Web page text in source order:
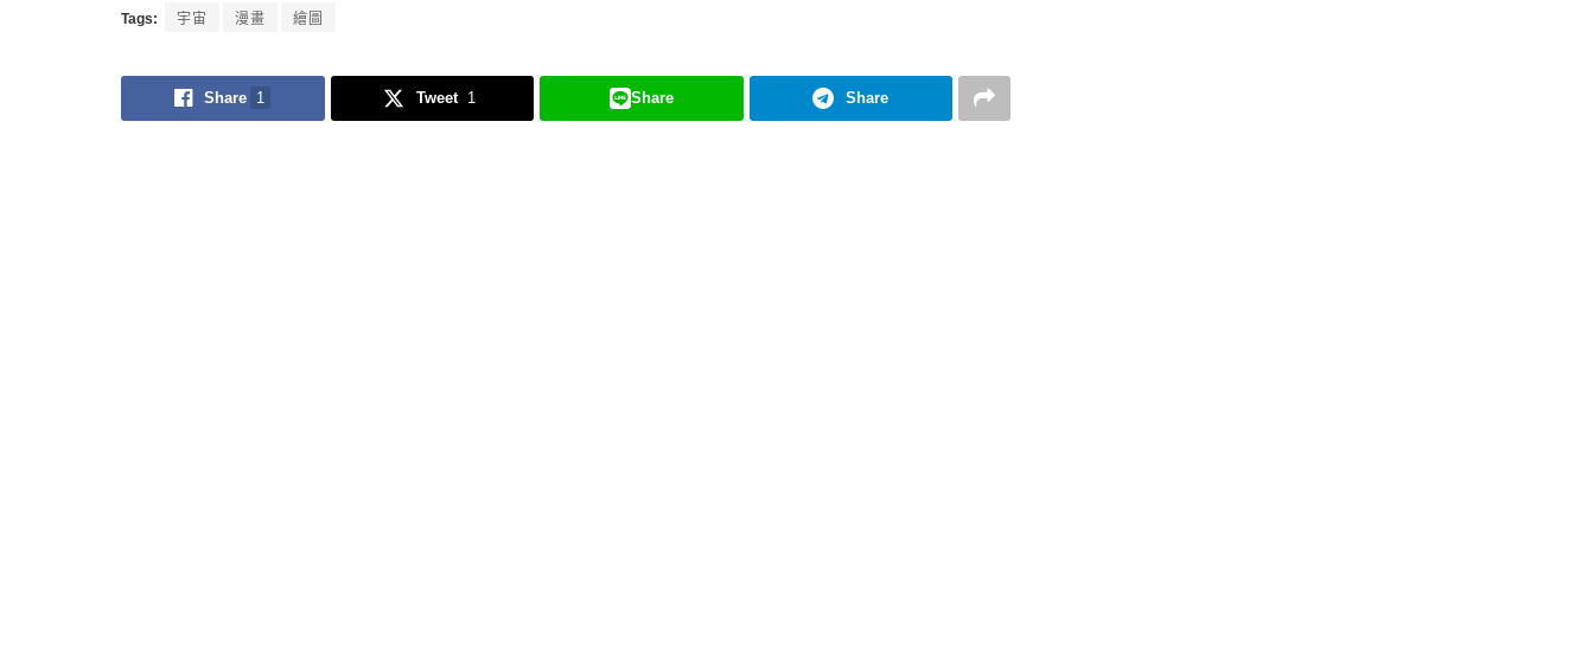
Tags: 宇宙 漫畫 繪圖
Share 1 Tweet 1 Share Share